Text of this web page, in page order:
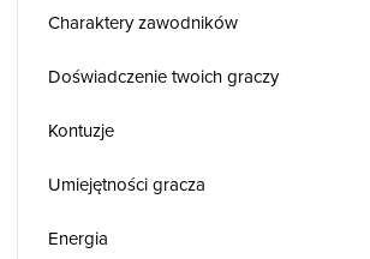
Charaktery zawodników
Doświadczenie twoich graczy
Kontuzje
Umiejętności gracza
Energia